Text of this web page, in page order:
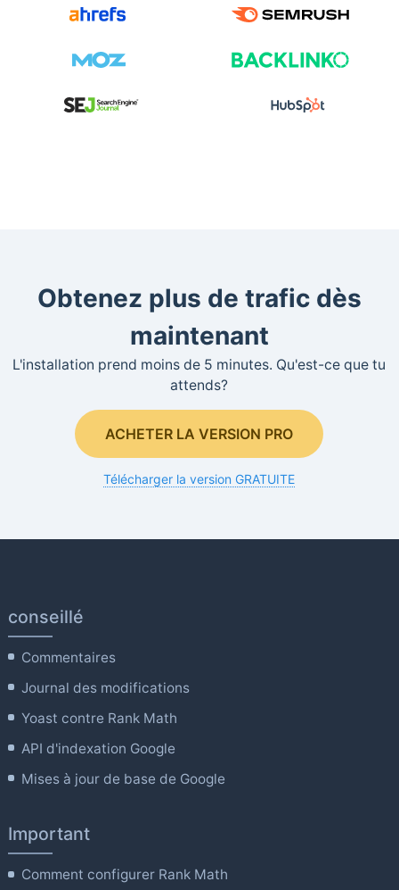
Obtenez plus de trafic dès
maintenant
L'installation prend moins de 5 minutes. Qu'est-ce que tu
attends?
ACHETER LA VERSION PRO
Télécharger la version GRATUITE
conseillé
Commentaires
Journal des modifications
Yoast contre Rank Math
API d'indexation Google
Mises à jour de base de Google
Important
Comment configurer Rank Math